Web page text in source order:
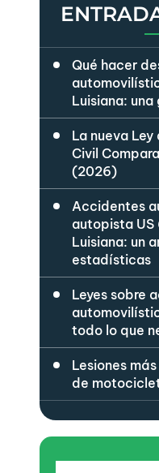
Qué hacer
Luisiana:
La nueva
Civil
(2026)
Accidentes
autopista US
Luisiana: un
estadísticas
Leyes sobre
todo lo que
Lesiones
de